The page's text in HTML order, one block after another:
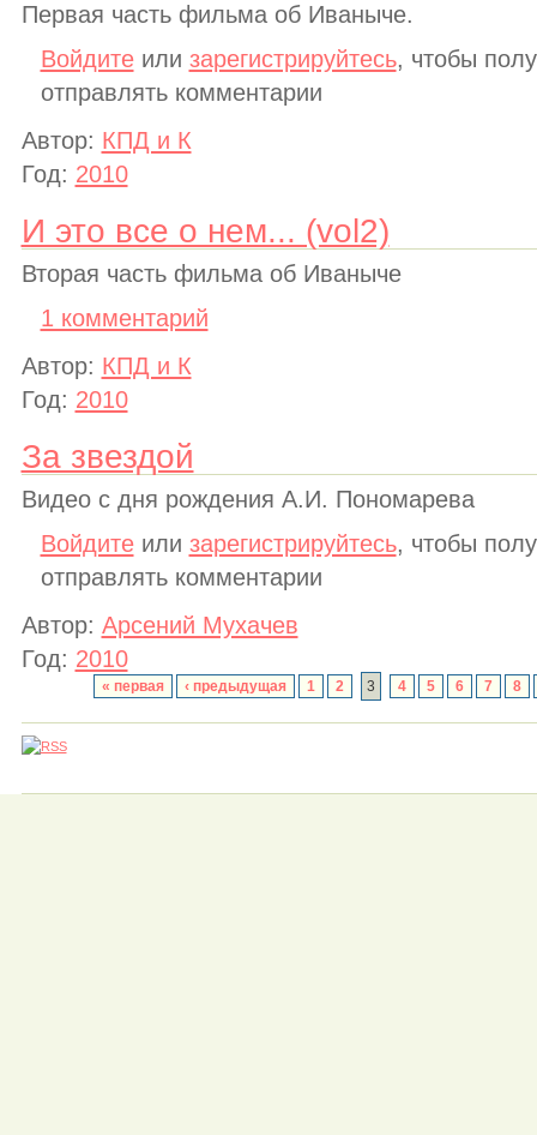
Первая часть фильма об Иваныче.
Войдитеили зарегистрируйтесь, чтобы
отправлять комментарии
Автор: КПД и К
Год: 2010
И это все о нем... (vol2)
Вторая часть фильма об Иваныче
1 комментарий
Автор: КПД и К
Год: 2010
За звездой
Видео с дня рождения А.И. Пономарева
Войдитеили зарегистрируйтесь, чтобы
отправлять комментарии
Автор: Арсений Мухачев
Год: 2010
« первая ‹ предыдущая 1 2 3 4 5 6 7 8